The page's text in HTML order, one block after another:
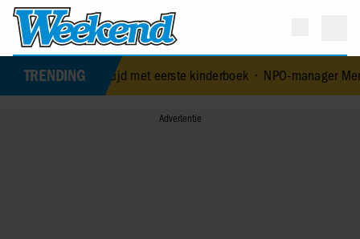
TRENDING
met eerste kinderboek•NPO-manager Menno de Boer